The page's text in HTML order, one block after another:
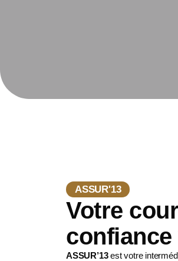
ASSUR'13
Votre
ASSUR’13est votre